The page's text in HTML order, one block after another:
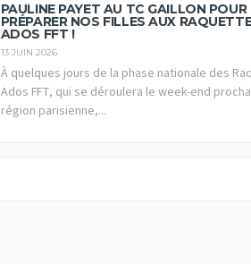
PAULINE PAYET AU TC GAILLON POUR
PRÉPARER NOS FILLES AUX
ADOS FFT !
13 JUIN 2026
À quelques jours de la phase nationale des
Ados FFT, qui se déroulera le week-end
région parisienne,...